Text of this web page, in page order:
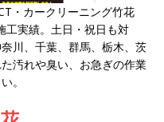
・カークリーニング竹花
工実績。土日・祝日も対
川、千葉、群馬、栃木、茨
汚れや臭い、お急ぎの作業
。